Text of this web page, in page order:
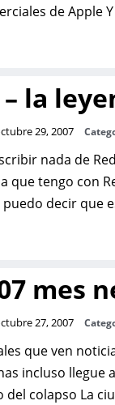
de Apple
la
29, 2007
nada de
que tengo con
puedo decir que
mes
27, 2007
que ven
incluso
colapso La